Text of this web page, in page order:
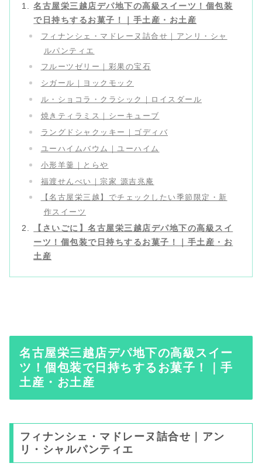
名古屋栄三越店デパ地下の高級スイーツ！個包装
で日持ちするお菓子！｜手土産・お土産
フィナンシェ・マドレーヌ詰合せ｜アンリ・シャ
ルパンティエ
フルーツゼリー｜彩果の宝石
シガール｜ヨックモック
ル・ショコラ・クラシック｜ロイスダール
焼きティラミス｜シーキューブ
ラングドシャクッキー｜ゴディバ
ユーハイムバウム｜ユーハイム
小形羊羹｜とらや
福渡せんべい｜宗家 源吉兆庵
【名古屋栄三越】でチェックしたい季節限定・新
作スイーツ
【さいごに】名古屋栄三越店デパ地下の高級スイ
ーツ！個包装で日持ちするお菓子！｜手土産・お
土産
名古屋栄三越店デパ地下の高級スイー
ツ！個包装で日持ちするお菓子！｜手
土産・お土産
フィナンシェ・マドレーヌ詰合せ｜アン
リ・シャルパンティエ